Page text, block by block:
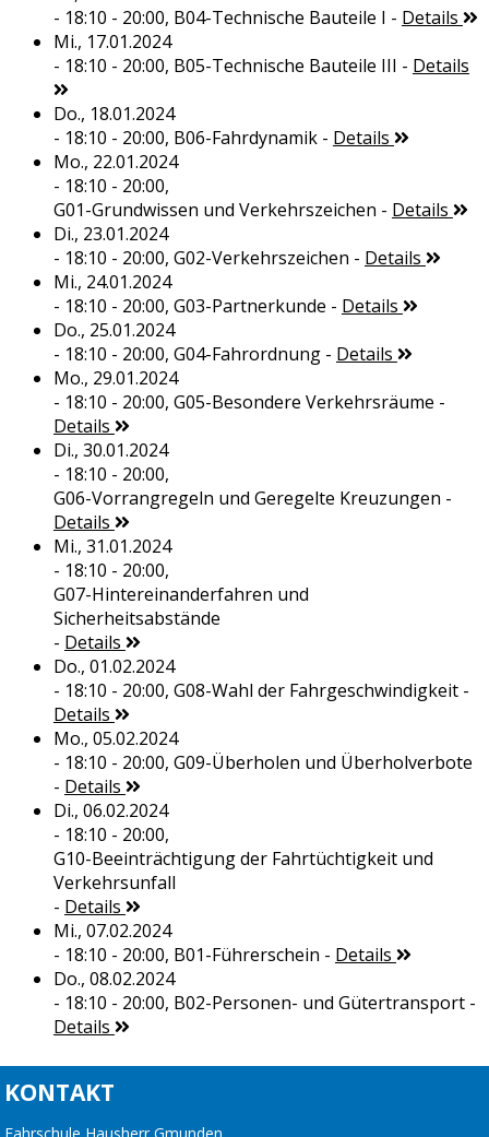
- 18:10 - 20:00, B04-Technische Bauteile I - Details
Mi., 17.01.2024
- 18:10 - 20:00, B05-Technische Bauteile III - Details
Do., 18.01.2024
- 18:10 - 20:00, B06-Fahrdynamik- Details
Mo., 22.01.2024
- 18:10 - 20:00,
G01-Grundwissen und Verkehrszeichen - Details
Di., 23.01.2024
- 18:10 - 20:00, G02-Verkehrszeichen - Details
Mi., 24.01.2024
- 18:10 - 20:00, G03-Partnerkunde - Details
Do., 25.01.2024
- 18:10 - 20:00, G04-Fahrordnung- Details
Mo., 29.01.2024
- 18:10 - 20:00, G05-Besondere Verkehrsräume -
Details
Di., 30.01.2024
- 18:10 - 20:00,
G06-Vorrangregeln und Geregelte Kreuzungen -
Details
Mi., 31.01.2024
- 18:10 - 20:00,
G07-Hintereinanderfahren und
Sicherheitsabstände
- Details
Do., 01.02.2024
- 18:10 - 20:00, G08-Wahl der Fahrgeschwindigkeit-
Details
Mo., 05.02.2024
- 18:10 - 20:00, G09-Überholen und Überholverbote
- Details
Di., 06.02.2024
- 18:10 - 20:00,
G10-Beeinträchtigung der Fahrtüchtigkeit und
Verkehrsunfall
- Details
Mi., 07.02.2024
- 18:10 - 20:00, B01-Führerschein - Details
Do., 08.02.2024
- 18:10 - 20:00, B02-Personen- und Gütertransport-
Details
KONTAKT